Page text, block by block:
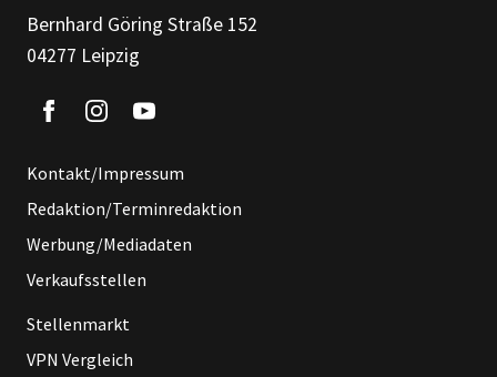
Bernhard Göring Straße 152
04277 Leipzig
Kontakt/Impressum
Redaktion/Terminredaktion
Werbung/Mediadaten
Verkaufsstellen
Stellenmarkt
VPN Vergleich